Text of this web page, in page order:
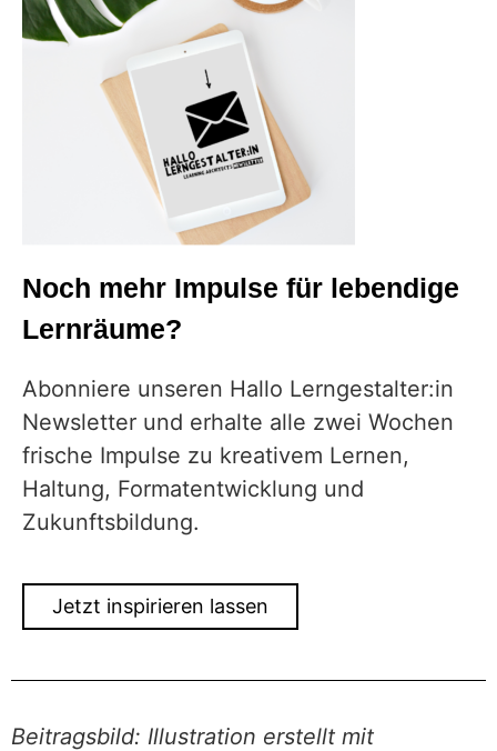
Noch mehr Impulse für lebendige
Lernräume?
Abonniere unseren Hallo Lerngestalter:in
Newsletter und erhalte alle zwei Wochen
frische Impulse zu kreativem Lernen,
Haltung, Formatentwicklung und
Zukunftsbildung.
Jetzt inspirieren lassen
Beitragsbild: Illustration erstellt mit